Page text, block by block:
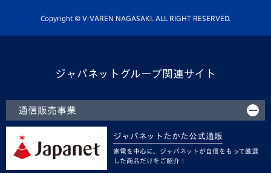
ホームタウン活動
Copyright © V-VAREN NAGASAKI. ALL RIGHT RESERVED.
ジャパネットグループ関連サイト
通信販売事業
ジャパネットたかた公式通販
家電を中心に、ジャパネットが自信をもって厳選
した商品だけをご紹介！